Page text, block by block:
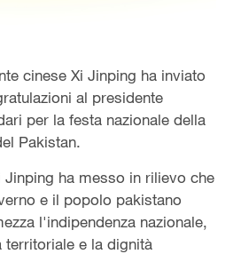
cinese Xi Jinping ha inviato
al presidente
per la festa nazionale della
Pakistan.
ha messo in rilievo che
e il popolo pakistano
l'indipendenza nazionale,
e la dignità